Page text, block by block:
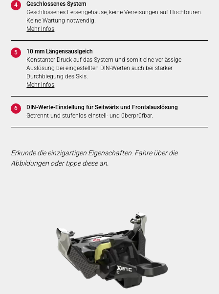
4
Geschlossenes System
Geschlossenes Fersengehäuse, keine Verreisungen auf Hochtouren.
Keine Wartung notwendig.
Mehr Infos
5
10 mm Längensauslgeich
Konstanter Druck auf das System und somit eine verlässige
Auslösung bei eingestellten DIN-Werten auch bei starker
Durchbiegung des Skis.
Mehr Infos
6
DIN-Werte-Einstellung für Seitwärts und Frontalauslösung
Getrennt und stufenlos einstell- und überprüfbar.
Erkunde die einzigartigen Eigenschaften. Fahre über die
Abbildungen oder tippe diese an.